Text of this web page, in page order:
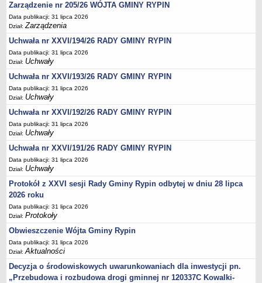
Rada gminy
Wójt
Urząd gminy
Jednostki organizacyjne, GOPS, Instytucja kultury, OSP
Jednostki pomocnicze - sołectwa
Plan pracy komisji rewizyjnej
Sesje Rady Gminy Rypin
PRAWO LOKALNE
Statut
Strategia rozwoju
Uchwały
Projekty uchwał
Protokoły
Postać dokumentów
Akty Prawne, Dzienniki Ustaw, Monitory Polskie
Prawo miejscowe
Zarządzenia
Studium uwarunkowań i kierunków zagospodarowania
Zarządzenie nr 205/26 WÓJTA GMINY RYPIN
Data publikacji: 31 lipca 2026
Dział:Zarządzenia
Uchwała nr XXVI/194/26 RADY GMINY RYPIN
Data publikacji: 31 lipca 2026
Dział: Uchwały
Uchwała nr XXVI/193/26 RADY GMINY RYPIN
Data publikacji: 31 lipca 2026
Dział: Uchwały
Uchwała nr XXVI/192/26 RADY GMINY RYPIN
Data publikacji: 31 lipca 2026
Dział: Uchwały
Uchwała nr XXVI/191/26 RADY GMINY RYPIN
Data publikacji: 31 lipca 2026
Dział: Uchwały
Protokół z XXVI sesji Rady Gminy Rypin odbytej w dniu 28 lipca
2026 roku
Data publikacji: 31 lipca 2026
Dział:Protokoły
Obwieszczenie Wójta Gminy Rypin
Data publikacji: 31 lipca 2026
Dział:Aktualności
Decyzja o środowiskowych uwarunkowaniach dla inwestycji pn.
„Przebudowa i rozbudowa drogi gminnej nr 120337C Kowalki-